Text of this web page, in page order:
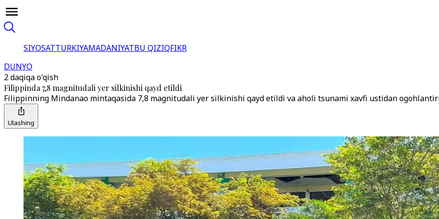
SIYOSATTURKIYAMADANIYATBU QIZIQFIKR
DUNYO
2 daqiqa o'qish
Filippinda 7,8 magnitudali yer silkinishi qayd etildi
Filippinning Mindanao mintaqasida 7,8 magnitudali yer silkinishi qayd etildi va aholi tsunami xavfi ustidan
Ulashing